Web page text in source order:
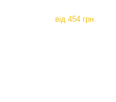
від 454 грн.